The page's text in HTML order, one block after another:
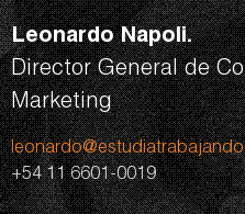
Leonardo Napoli.
Director General de
Marketing
+54 11 6601-0019